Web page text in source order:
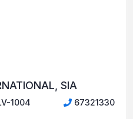
SIA
1004 67321330